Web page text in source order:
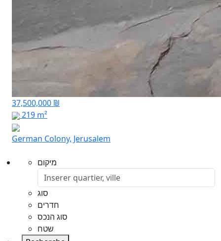
37,500,000 ₪
219 m²
German Colony, Jerusalem
מיקום
סוג
חדרים
סוג הנכס
שטח